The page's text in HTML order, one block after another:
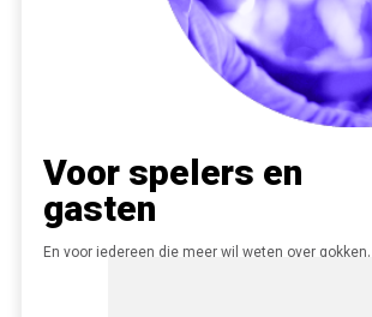
Voor spelers en
gasten
En voor iedereen die meer wil weten over gokken.